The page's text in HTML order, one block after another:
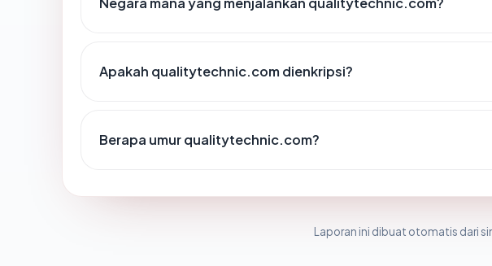
Apakah qualitytechnic.com dienkripsi?
Berapa umur qualitytechnic.com?
Laporan ini dibuat otomatis dari